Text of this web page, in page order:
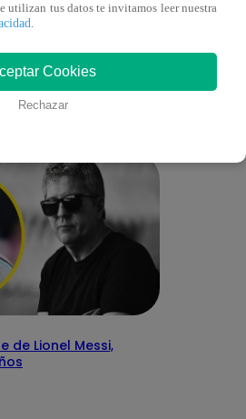
te puede
de Lionel Messi,
utilizan tus datos te invitamos leer nuestra
Cookies
Rechazar